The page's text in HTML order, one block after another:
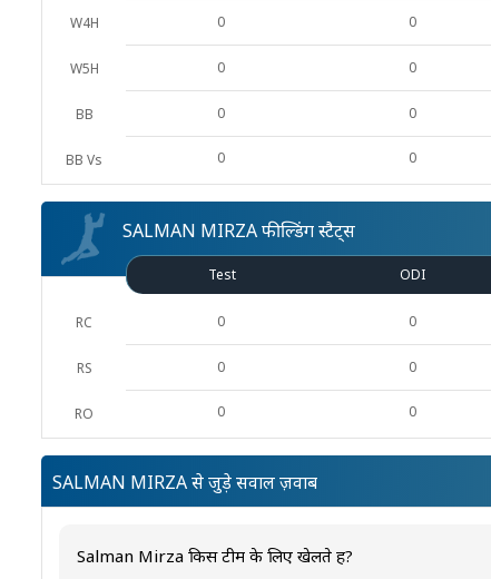
W4H
W5H
BB
BB Vs
0 0
0 0
0 0
0 0
SALMAN MIRZA फील्डिंग स्टैट्स
RC
RS
RO
Test ODI
0 0
0 0
0 0
SALMAN MIRZA से जुड़े सवाल ज़वाब
Salman Mirza किस टीम के लिए खेलते हैं?